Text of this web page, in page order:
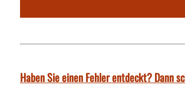
Haben Sie einen Fehler entdeckt? Dann